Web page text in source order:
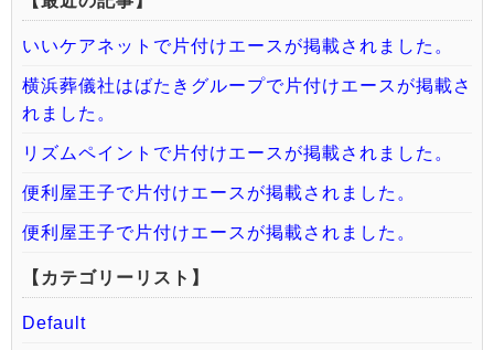
いいケアネットで片付けエースが掲載されました。
横浜葬儀社はばたきグループで片付けエースが掲載さ
れました。
リズムペイントで片付けエースが掲載されました。
便利屋王子で片付けエースが掲載されました。
便利屋王子で片付けエースが掲載されました。
【カテゴリーリスト】
Default